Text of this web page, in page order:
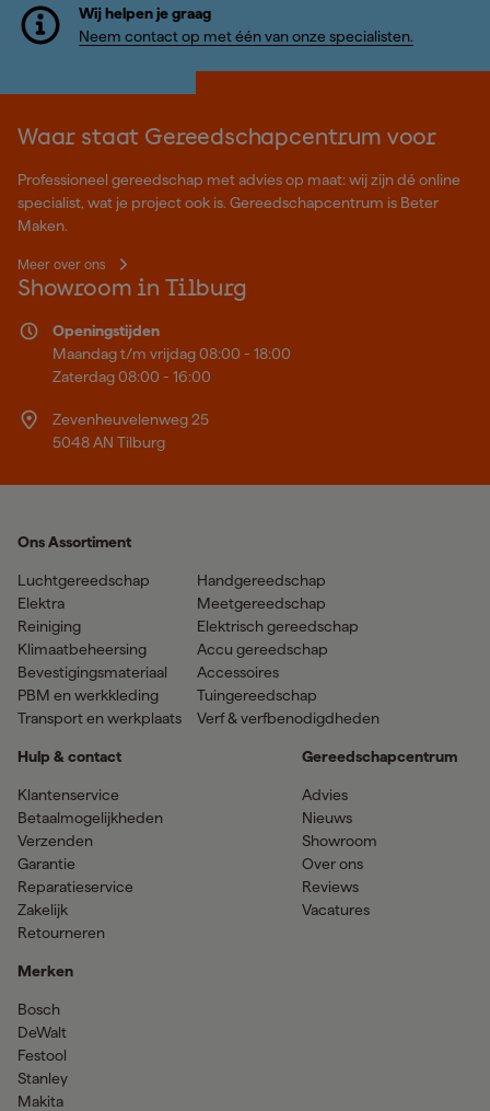
Wij helpen je graag
Neem contact op met één van onze specialisten.
Waar staat Gereedschapcentrum voor
Professioneel gereedschap met advies op maat: wij zijn dé online
specialist, wat je project ook is. Gereedschapcentrum is Beter
Maken.
Meer over ons
Showroom in Tilburg
Openingstijden
Maandag t/m vrijdag 08:00 - 18:00
Zaterdag 08:00 - 16:00
Zevenheuvelenweg 25
5048 AN Tilburg
Ons Assortiment
Luchtgereedschap
Elektra
Reiniging
Klimaatbeheersing
Bevestigingsmateriaal
PBM en werkkleding
Transport en werkplaats
Handgereedschap
Meetgereedschap
Elektrisch gereedschap
Accu gereedschap
Accessoires
Tuingereedschap
Verf & verfbenodigdheden
Hulp & contact
Klantenservice
Betaalmogelijkheden
Verzenden
Garantie
Reparatieservice
Zakelijk
Retourneren
Merken
Bosch
DeWalt
Festool
Stanley
Makita
Gereedschapcentrum
Advies
Nieuws
Showroom
Over ons
Reviews
Vacatures